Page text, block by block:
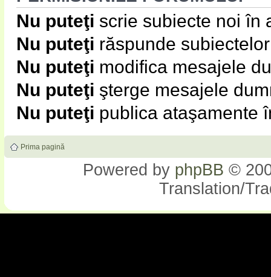
Nu puteţi scrie subiecte noi în
Nu puteţi răspunde
Nu puteţi modifica mesajele
Nu puteţi şterge mesajele
Nu puteţi publica ataşamente
Prima pagină
Powered by phpBB ©
Translation/